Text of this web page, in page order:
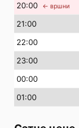
20:00 ← вршни
21:00
22:00
23:00
00:00
01:00